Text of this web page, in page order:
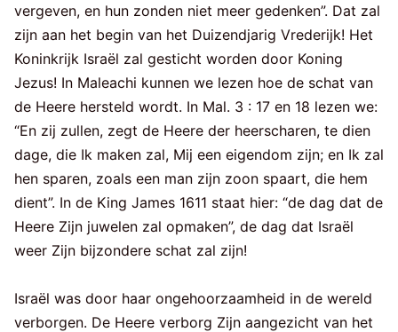
vergeven, en hun zonden niet meer gedenken”. Dat zal
zijn aan het begin van het Duizendjarig Vrederijk! Het
Koninkrijk Israël zal gesticht worden door Koning
Jezus! In Maleachi kunnen we lezen hoe de schat van
de Heere hersteld wordt. In Mal. 3 : 17 en 18 lezen we:
“En zij zullen, zegt de Heere der heerscharen, te dien
dage, die Ik maken zal, Mij een eigendom zijn; en Ik zal
hen sparen, zoals een man zijn zoon spaart, die hem
dient”. In de King James 1611 staat hier: “de dag dat de
Heere Zijn juwelen zal opmaken”, de dag dat Israël
weer Zijn bijzondere schat zal zijn!
Israël was door haar ongehoorzaamheid in de wereld
verborgen. De Heere verborg Zijn aangezicht van het